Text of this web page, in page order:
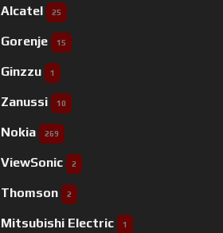
Alcatel 25
Gorenje 15
Ginzzu 1
Zanussi 10
Nokia 269
ViewSonic 2
Thomson 2
Mitsubishi Electric 1